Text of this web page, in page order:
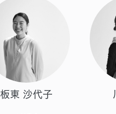
板東 沙代子